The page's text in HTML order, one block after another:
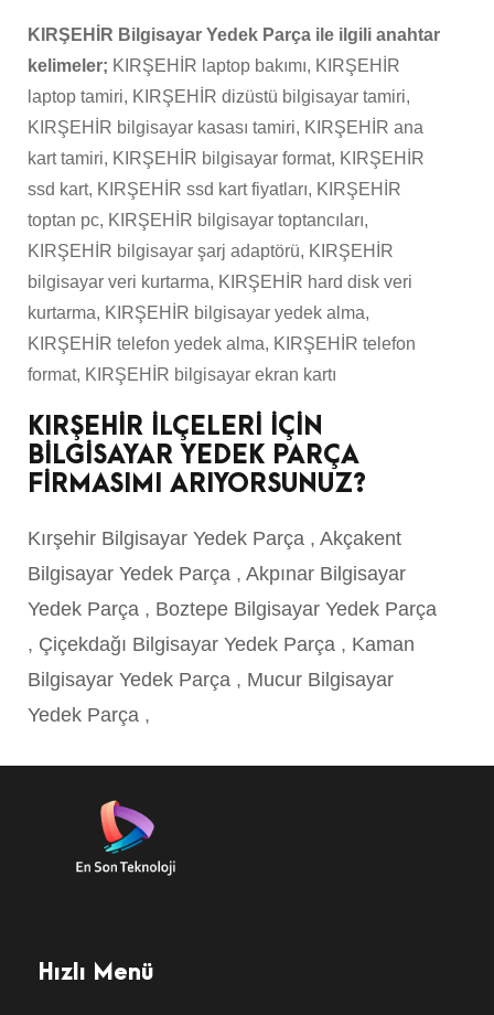
KIRŞEHİR Bilgisayar Yedek Parça ile ilgili anahtar
kelimeler; KIRŞEHİR laptop bakımı, KIRŞEHİR
laptop tamiri, KIRŞEHİR dizüstü bilgisayar tamiri,
KIRŞEHİR bilgisayar kasası tamiri, KIRŞEHİR ana
kart tamiri, KIRŞEHİR bilgisayar format, KIRŞEHİR
ssd kart, KIRŞEHİR ssd kart fiyatları, KIRŞEHİR
toptan pc, KIRŞEHİR bilgisayar toptancıları,
KIRŞEHİR bilgisayar şarj adaptörü, KIRŞEHİR
bilgisayar veri kurtarma, KIRŞEHİR hard disk veri
kurtarma, KIRŞEHİR bilgisayar yedek alma,
KIRŞEHİR telefon yedek alma, KIRŞEHİR telefon
format, KIRŞEHİR bilgisayar ekran kartı
KIRŞEHİR İLÇELERİ İÇİN
BİLGİSAYAR YEDEK PARÇA
FİRMASIMI ARIYORSUNUZ?
Kırşehir Bilgisayar Yedek Parça , Akçakent
Bilgisayar Yedek Parça , Akpınar Bilgisayar
Yedek Parça , Boztepe Bilgisayar Yedek Parça
, Çiçekdağı Bilgisayar Yedek Parça , Kaman
Bilgisayar Yedek Parça , Mucur Bilgisayar
Yedek Parça ,
Hızlı Menü